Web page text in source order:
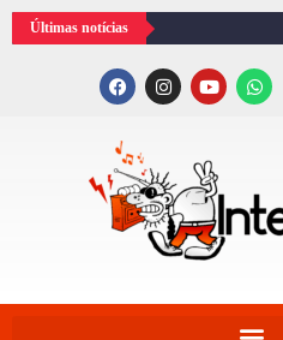
Últimas notícias